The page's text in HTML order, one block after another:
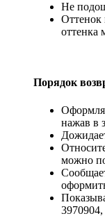
Не
Оттенок
оттенка
Порядок
нажав в
можно
3970904,